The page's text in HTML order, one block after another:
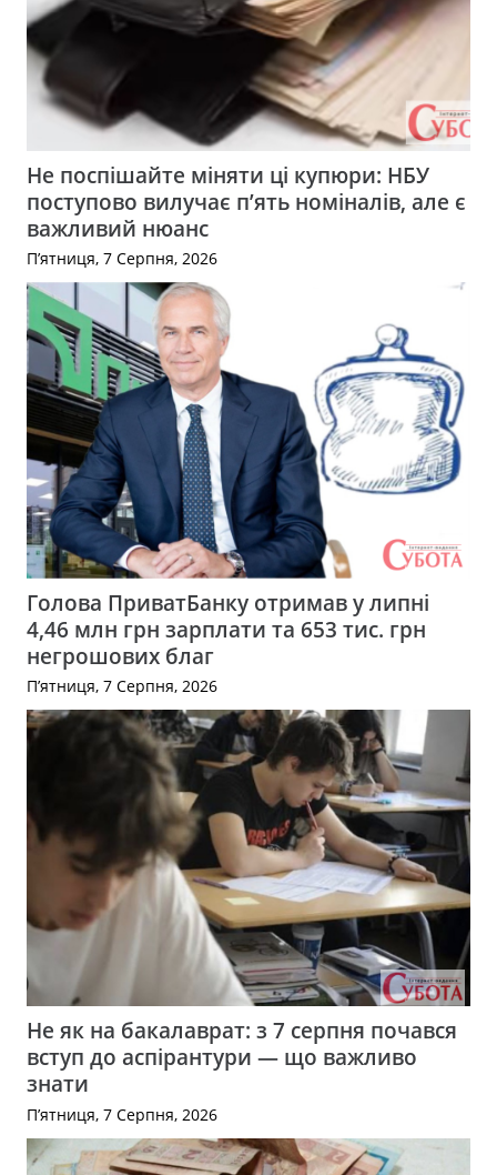
Не поспішайте міняти ці купюри: НБУ
поступово вилучає п’ять номіналів, але є
важливий нюанс
П’ятниця, 7 Серпня, 2026
Голова ПриватБанку отримав у липні
4,46 млн грн зарплати та 653 тис. грн
негрошових благ
П’ятниця, 7 Серпня, 2026
Не як на бакалаврат: з 7 серпня почався
вступ до аспірантури — що важливо
знати
П’ятниця, 7 Серпня, 2026